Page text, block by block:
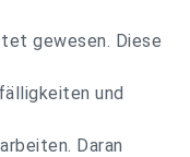
gewesen. Diese
und
Daran